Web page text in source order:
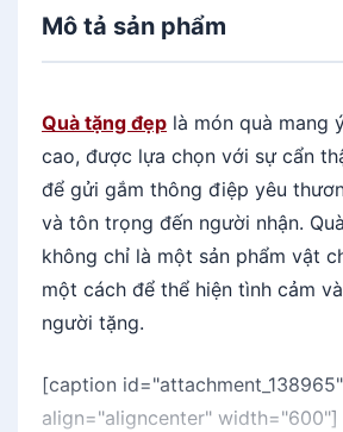
Mô tả sản phẩm
Quà tặng đẹp là món quà mang
cao, được lựa chọn với sự cẩn
để gửi gắm thông điệp yêu
và tôn trọng đến người nhận.
không chỉ là một sản phẩm vật
một cách để thể hiện tình cảm
người tặng.
[caption id="attachment_138965"
align="aligncenter" width="600"]